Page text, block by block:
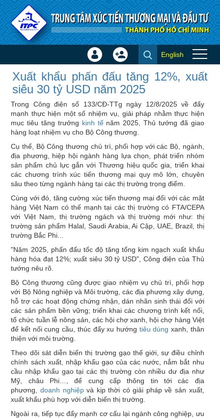
Truy cập nội dung luôn
Xuất khẩu phấn đấu tăng 12%,
xuất siêu 30 tỷ USD năm 2025
- Tin trong nước
Đăng
Tạo
khoản
English
×
Xuất khẩu phấn đấu tăng 12%, xuất
siêu 30 tỷ USD năm 2025
Trong Công điện số 133/CĐ-TTg ngày 12/8/2025 về đẩy
mạnh thực hiện một số nhiệm vụ, giải pháp nhằm thực hiện
mục tiêu tăng trưởng kinh tếnăm 2025, Thủ tướng đã giao
hàng loạt nhiệm vụ cho Bộ Công thương.
Cụ thể, Bộ Công thương chủ trì, phối hợp với các Bộ, ngành,
địa phương, hiệp hội ngành hàng lựa chọn, phát triển nhóm
sản phẩm chủ lực gắn với Thương hiệu quốc gia, triển khai
các chương trình xúc tiến thương mại quy mô lớn, chuyên
sâu theo từng ngành hàng tại các thị trường trọng điểm.
Cùng với đó, tăng cường xúc tiến thương mại đối với các mặt
hàng Việt Nam có thế mạnh tại các thị trường có FTA/CEPA
với Việt Nam, thị trường ngách và thị trường mới như: thị
trường sản phẩm Halal, Saudi Arabia, Ai Cập, UAE, Brazil, thị
trường Bắc Phi...
"Năm 2025, phấn đấu tốc độ tăng tổng kim ngạch xuất khẩu
hàng hóa đạt 12%; xuất siêu 30 tỷ USD", Công điện của Thủ
tướng nêu rõ.
Bộ Công thương cũng được giao nhiệm vụ chủ trì, phối hợp
với Bộ Nông nghiệp và Môi trường, các địa phương xây dựng,
hỗ trợ các hoạt động chứng nhận, dán nhãn sinh thái đối với
các sản phẩm bền vững; triển khai các chương trình kết nối,
tổ chức tuần lễ nông sản, các hội chợ xanh, hội chợ hàng Việt
để kết nối cung cầu, thúc đẩy xu hướng tiêu dùng xanh, thân
thiện với môi trường.
Theo dõi sát diễn biến thị trường gạo thế giới, sự điều chỉnh
chính sách xuất, nhập khẩu gạo của các nước, nắm bắt nhu
cầu nhập khẩu gạo tại các thị trường còn nhiều dư địa như
Mỹ, châu Phi…, để cung cấp thông tin tới các địa
phương, doanh nghiệpvà kịp thời có giải pháp về sản xuất,
xuất khẩu phù hợp với diễn biến thị trường.
Ngoài ra, tiếp tục đẩy mạnh cơ cấu lại ngành công nghiệp, ưu